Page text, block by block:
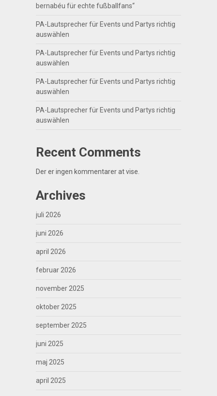
bernabéu für echte fußballfans“
PA-Lautsprecher für Events und Partys richtig
auswählen
PA-Lautsprecher für Events und Partys richtig
auswählen
PA-Lautsprecher für Events und Partys richtig
auswählen
PA-Lautsprecher für Events und Partys richtig
auswählen
Recent Comments
Der er ingen kommentarer at vise.
Archives
juli 2026
juni 2026
april 2026
februar 2026
november 2025
oktober 2025
september 2025
juni 2025
maj 2025
april 2025